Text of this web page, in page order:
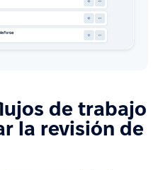
de trabajo
la revisión de